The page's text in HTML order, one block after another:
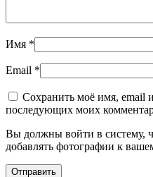
Имя *
Email *
Сохранить моё имя, email
последующих моих
Вы должны войти в систему,
добавлять фотографии к